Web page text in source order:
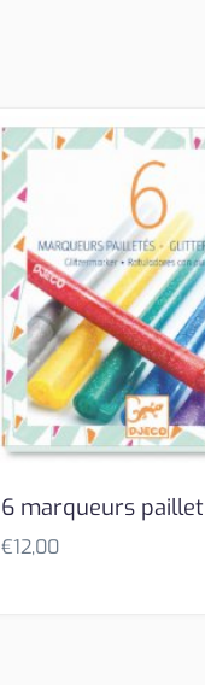
6 marqueurs
€12,00